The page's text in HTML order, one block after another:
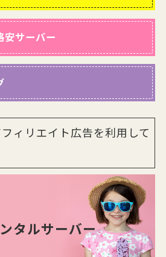
安サーバー
ィリエイト広告を利用して
タルサーバー